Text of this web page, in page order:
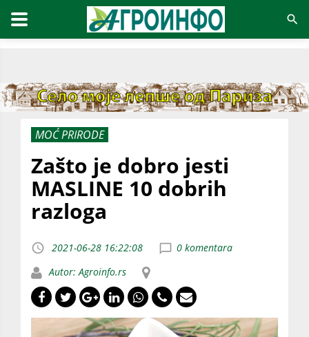
MOĆ PRIRODE
Zašto je dobro jesti
MASLINE 10 dobrih
razloga
2021-06-28 16:22:08
0 komentara
Autor: Agroinfo.rs